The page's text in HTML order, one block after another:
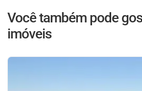
Você também pode
imóveis